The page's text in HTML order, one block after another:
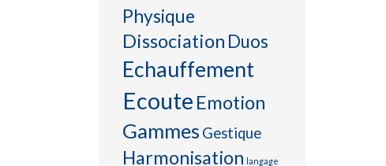
Physique
Dissociation Duos
Echauffement
Ecoute Emotion
Gammes Gestique
Harmonisation langage